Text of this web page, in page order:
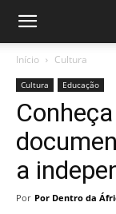
Início Cultura
Cultura Educação
a
Por Por Dentro da